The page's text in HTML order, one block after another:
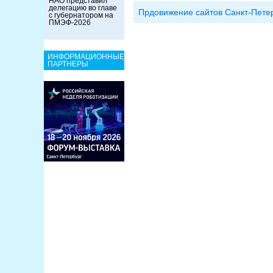
делегацию во главе
с губернатором на
ПМЭФ-2026
ИНФОРМАЦИОННЫЕ
ПАРТНЕРЫ
Прдовижение сайтов Санкт-